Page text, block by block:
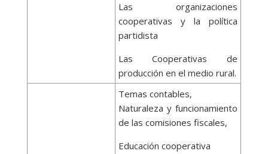
Las organizaciones
cooperativas y la política
partidista
Las Cooperativas de
producción en el medio rural.
Temas contables,
Naturaleza y funcionamiento
de las comisiones fiscales,
Educación cooperativa